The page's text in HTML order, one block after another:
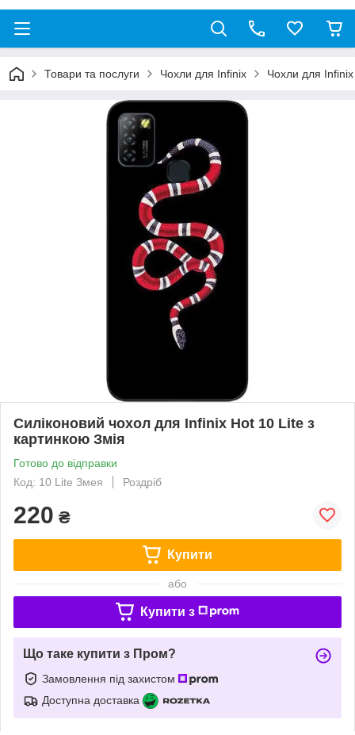
Товари та послуги Чохли для Infinix Чохли для
Силіконовий чохол для Infinix Hot 10 Lite з
картинкою Змія
Готово до відправки
Код: 10 Lite Змея
Роздріб
220 ₴
Купити
або
Купити з
Що таке купити з Пром?
Замовлення під захистом
Доступна доставка